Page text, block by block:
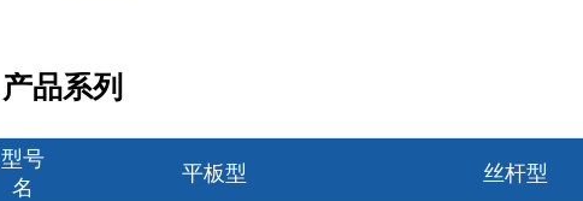
MC尼龙(Shore D80)
产品系列
型号
名
平板型 丝杆型